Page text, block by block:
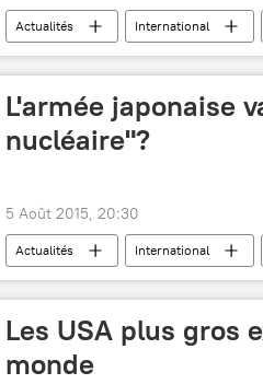
Actualités International
François Hollande
Mistral
L'armée japonaise
nucléaire"?
5 Août 2015, 20:30
Actualités International
Shigeki Hakamada
principes
Les USA plus gros
monde